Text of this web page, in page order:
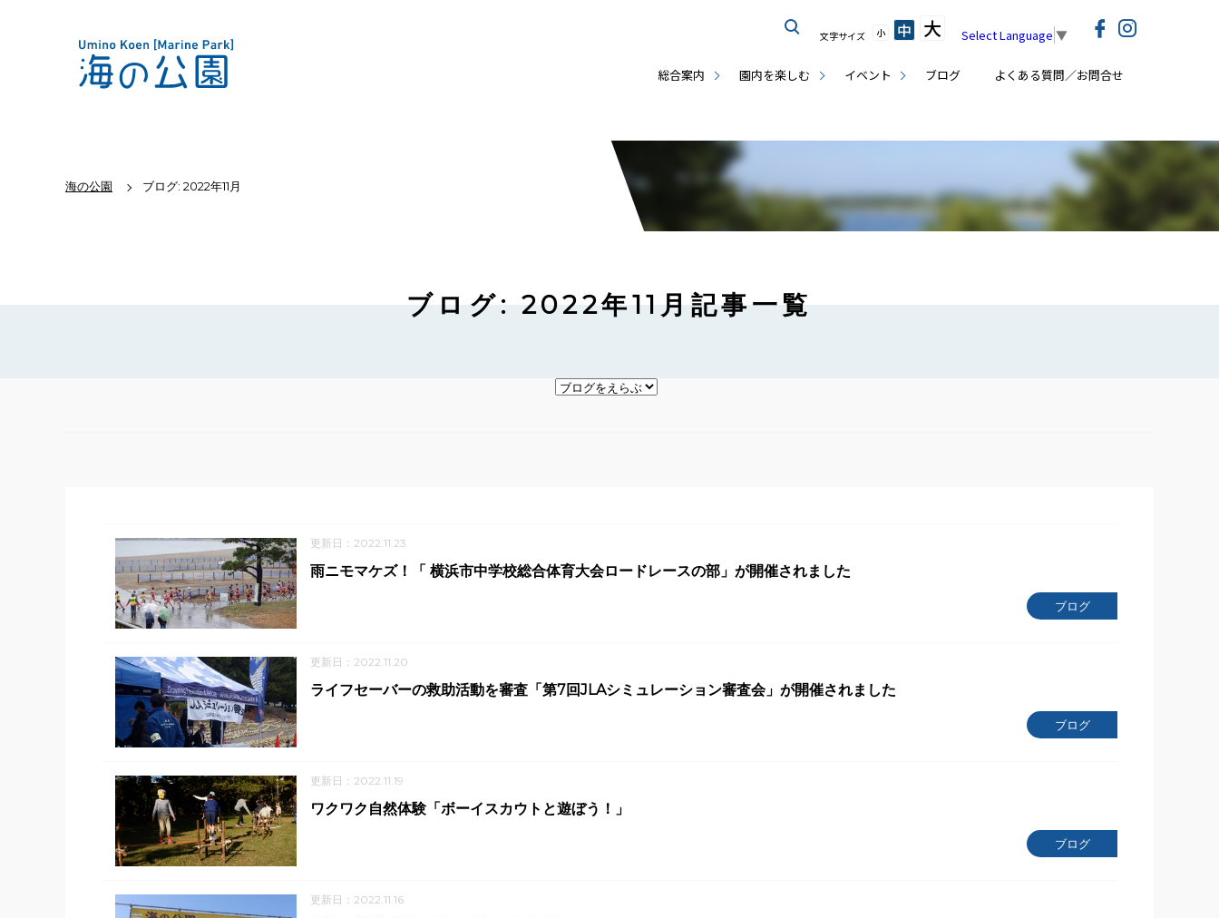
総合案内 園内を楽しむ イベント ブログ よくある質問／お問合せ
文字サイズ 小 中 大 Select Language ▼
海の公園 ブログ: 2022年11月
ブログ: 2022年11月記事一覧
更新日：2022.11.23
ブログ
雨ニモマケズ！「 横浜市中学校総合体育大会ロードレースの部」が開催されました
更新日：2022.11.20
ブログ
ライフセーバーの救助活動を審査「第7回JLAシミュレーション審査会」が開催されました
更新日：2022.11.19
ブログ
ワクワク自然体験「ボーイスカウトと遊ぼう！」
更新日：2022.11.16